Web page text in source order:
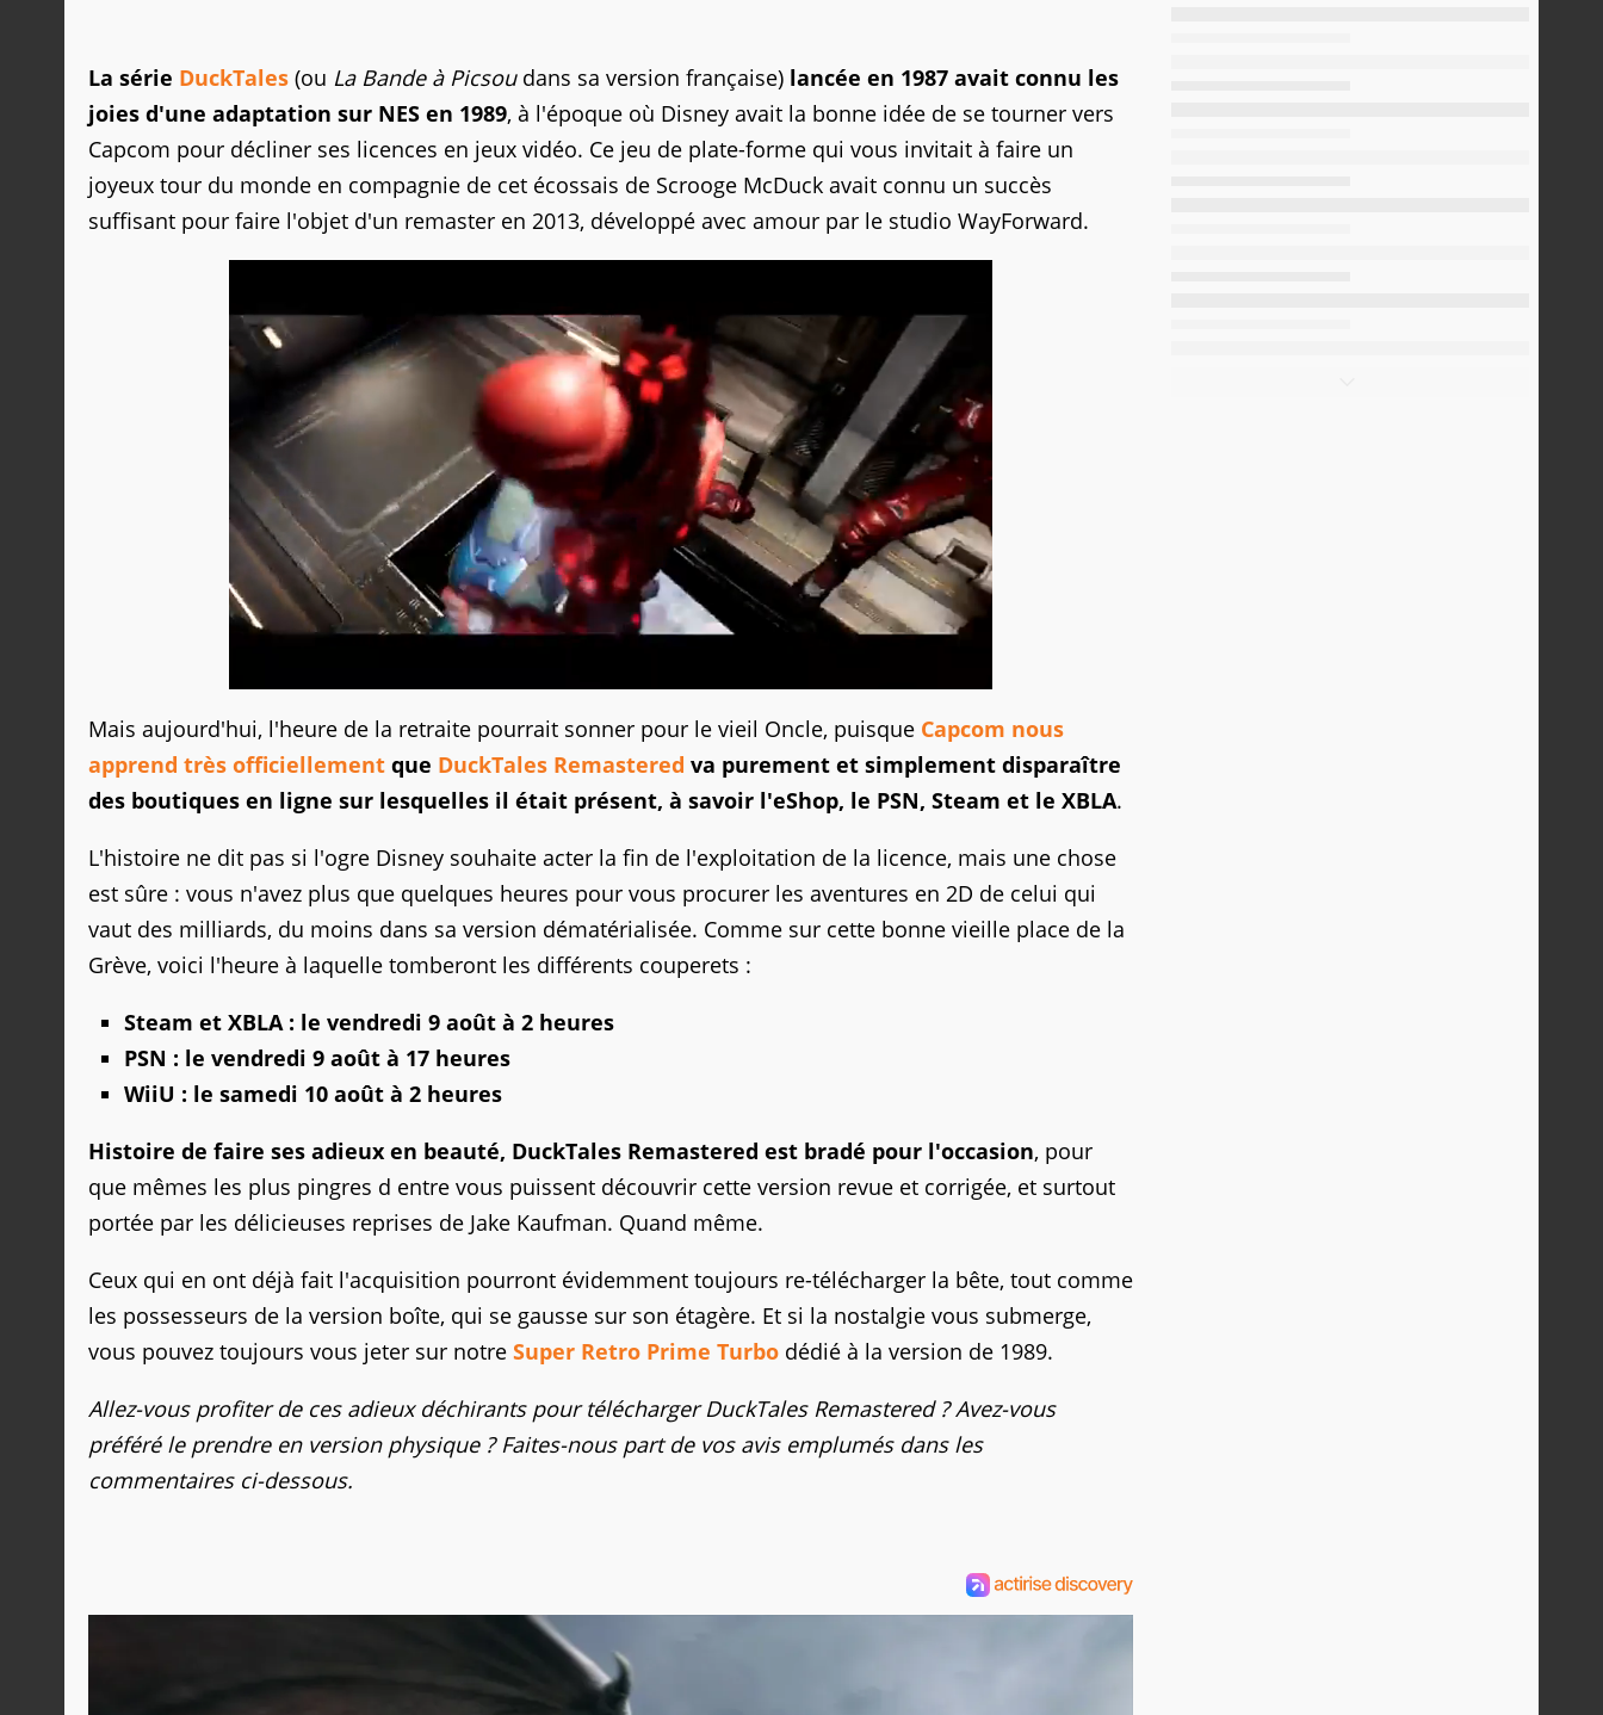
La série DuckTales (ou La Bande à Picsoudans sa version française) lancée en 1987 avait connu les
joies d'une adaptation sur NES en 1989, à l'époque où Disney avait la bonne idée de se tourner vers
Capcom pour décliner ses licences en jeux vidéo. Ce jeu de plate-forme qui vous invitait à faire un
joyeux tour du monde en compagnie de cet écossais de Scrooge McDuck avait connu un succès
suffisant pour faire l'objet d'un remaster en 2013, développé avec amour par le studio WayForward.
Mais aujourd'hui, l'heure de la retraite pourrait sonner pour le vieil Oncle, puisque Capcom nous
apprend très officiellement que DuckTales Remastered va purement et simplement disparaître
des boutiques en ligne sur lesquelles il était présent, à savoir l'eShop, le PSN, Steam et le XBLA.
L'histoire ne dit pas si l'ogre Disney souhaite acter la fin de l'exploitation de la licence, mais une chose
est sûre : vous n'avez plus que quelques heures pour vous procurer les aventures en 2D de celui qui
vaut des milliards, du moins dans sa version dématérialisée. Comme sur cette bonne vieille place de la
Grève, voici l'heure à laquelle tomberont les différents couperets :
Steam et XBLA : le vendredi 9 août à 2 heures
PSN : le vendredi 9 août à 17 heures
WiiU : le samedi 10 août à 2 heures
Histoire de faire ses adieux en beauté, DuckTales Remastered est bradé pour l'occasion, pour
que mêmes les plus pingres d entre vous puissent découvrir cette version revue et corrigée, et surtout
portée par les délicieuses reprises de Jake Kaufman. Quand même.
Ceux qui en ont déjà fait l'acquisition pourront évidemment toujours re-télécharger la bête, tout comme
les possesseurs de la version boîte, qui se gausse sur son étagère. Et si la nostalgie vous submerge,
vous pouvez toujours vous jeter sur notre Super Retro Prime Turbo dédié à la version de 1989.
Allez-vous profiter de ces adieux déchirants pour télécharger DuckTales Remastered ? Avez-vous
préféré le prendre en version physique ? Faites-nous part de vos avis emplumés dans les
commentaires ci-dessous.